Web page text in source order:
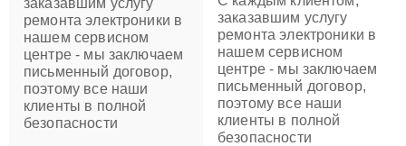
заказавшим услугу
ремонта электроники в
нашем сервисном
центре - мы заключаем
письменный договор,
поэтому все наши
клиенты в полной
безопасности
заказавшим услугу
ремонта электроники в
нашем сервисном
центре - мы заключаем
письменный договор,
поэтому все наши
клиенты в полной
безопасности